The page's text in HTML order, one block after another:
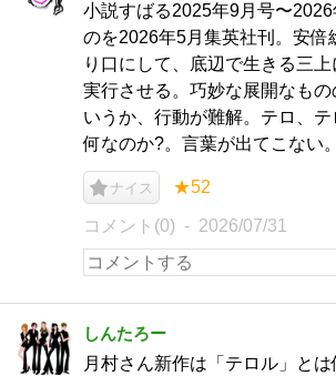
小説すばる2025年9月号〜
のを2026年5月集英社刊。安倍
り口にして、底辺で生きる三上
実行させる。巧妙な展開なもの
いうか、行動が難解。テロ、
何なのか?。言葉が出てこない。
ナイス ★52
コメント(0) 2026/07/31
しんたろー
月村さん新作は「テロル」と